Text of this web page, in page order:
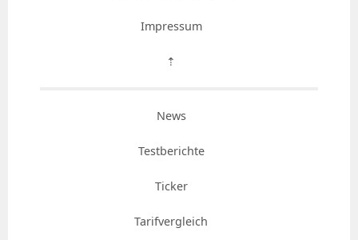
Impressum
⇡
News
Testberichte
Ticker
Tarifvergleich